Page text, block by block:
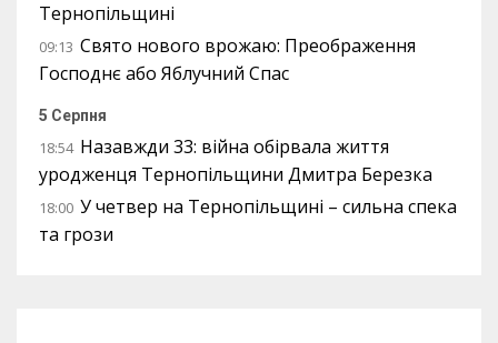
Тернопільщині
09:13 Свято нового врожаю: Преображення
Господнє або Яблучний Спас
5 Серпня
18:54 Назавжди 33: війна обірвала життя
уродженця Тернопільщини Дмитра Березка
18:00 У четвер на Тернопільщині – сильна спека
та грози